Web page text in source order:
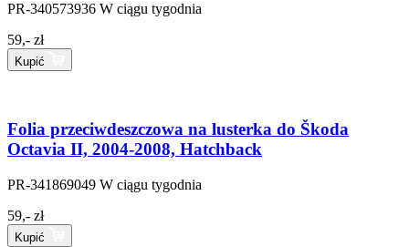
PR-340573936 W ciągu tygodnia
59,- zł
Kupić
Folia przeciwdeszczowa na lusterka do Škoda
Octavia II, 2004-2008, Hatchback
PR-341869049 W ciągu tygodnia
59,- zł
Kupić